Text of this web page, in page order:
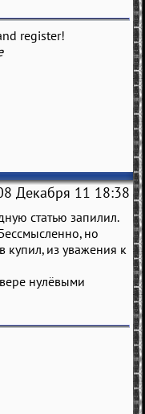
register!
Декабря 11 18:38
статью запилил.
но
купил, из уважения к
нулёвыми